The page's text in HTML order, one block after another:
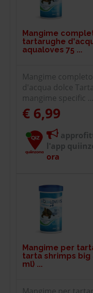
Mangime
tartarughe
aqualoves 75 ...
Mangime
d'acqua dolce
mangime specific ...
€ 6,99
l'app
ora
Mangime per
tarta shrimps big
ml) ...